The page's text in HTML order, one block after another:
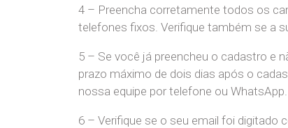
4 – Preencha corretamente todos os
telefones fixos. Verifique também se a
5 – Se você já preencheu o cadastro e
prazo máximo de dois dias após o
nossa equipe por telefone ou WhatsApp.
6 – Verifique se o seu email foi